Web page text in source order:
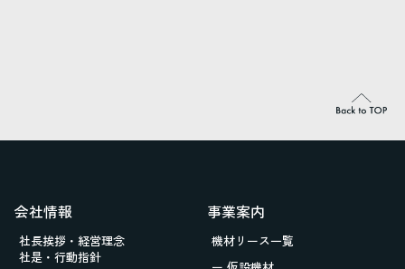
会社情報
社長挨拶・経営理念
社是・行動指針
事業案内
機材リース一覧